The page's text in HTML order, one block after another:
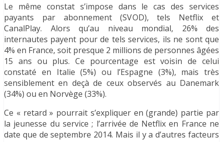
Le même constat s’impose dans le cas des services
payants par abonnement (SVOD), tels Netflix et
CanalPlay. Alors qu’au niveau mondial, 26% des
internautes payent pour de tels services, ils ne sont que
4% en France, soit presque 2 millions de personnes âgées
15 ans ou plus. Ce pourcentage est voisin de celui
constaté en Italie (5%) ou l’Espagne (3%), mais très
sensiblement en deçà de ceux observés au Danemark
(34%) ou en Norvège (33%).
Ce « retard » pourrait s’expliquer en (grande) partie par
la jeunesse du service ; l’arrivée de Netflix en France ne
date que de septembre 2014. Mais il y a d’autres facteurs